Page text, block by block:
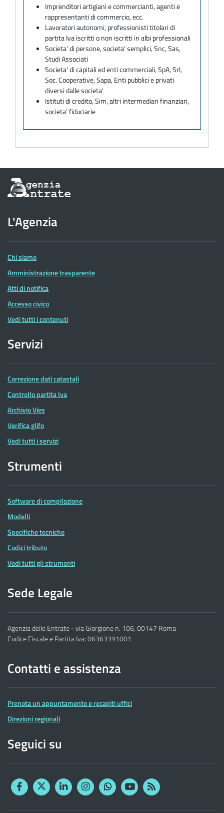
Imprenditori artigiani e commercianti, agenti e
rappresentanti di commercio, ecc.
Lavoratori autonomi, professionisti titolari di
partita Iva iscritti o non iscritti in albi professionali
Societa' di persone, societa' semplici, Snc, Sas,
Studi Associati
Societa' di capitali ed enti commerciali, SpA, Srl,
Soc. Cooperative, Sapa, Enti pubblici e privati
diversi dalle societa'
Istituti di credito, Sim, altri intermediari finanziari,
societa' fiduciarie
Informazioni
sul
dell'Agenzia
delle
Entrate
L'Agenzia
Chi siamo
Amministrazione trasparente
Atti di notifica
Accesso civico
Vedi tutti i contenuti
Servizi
Correzione dati catastali
Controllo partita Iva
Archivio Vies
Verifica glifo
Vedi tutti i servizi
Strumenti
Software di compilazione
Modelli
Specifiche tecniche
Codici tributo
Vedi tutti gli strumenti
Sede Legale
Agenzia delle Entrate - via Giorgione n. 106, 00147 Roma
Codice Fiscale e Partita Iva: 06363391001
Contatti e assistenza
Prenota un appuntamento e recapiti uffici
Direzioni regionali
Seguici su
FacebookTwitterLinkedinInstagram
YouTubeRSS